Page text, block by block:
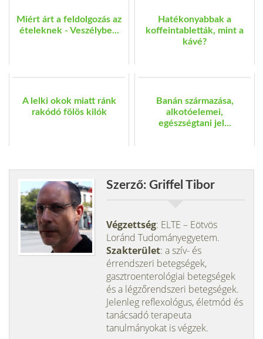
Miért árt a feldolgozás az
ételeknek - Veszélybe...
Hatékonyabbak a
koffeintabletták, mint a
kávé?
A lelki okok miatt ránk
rakódó fölös kilók
Banán származása,
alkotóelemei,
egészségtani jel...
Szerző: Griffel Tibor
Végzettség: ELTE – Eötvös
Loránd Tudományegyetem.
Szakterület: a szív- és
érrendszeri betegségek,
gasztroenterológiai betegségek
és a légzőrendszeri betegségek.
Jelenleg reflexológus, életmód és
tanácsadó terapeuta
tanulmányokat is végzek.